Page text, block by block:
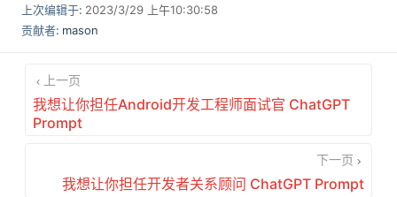
上次编辑于: 2023/3/29 上午10:30:58
贡献者: mason
上一页
我想让你担任Android开发工程师面试官 ChatGPT
Prompt
下一页
我想让你担任开发者关系顾问 ChatGPT Prompt